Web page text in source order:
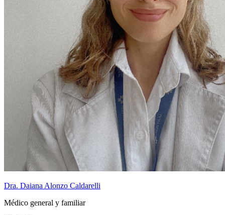
Dra. Daiana Alonzo Caldarelli
Médico general y familiar